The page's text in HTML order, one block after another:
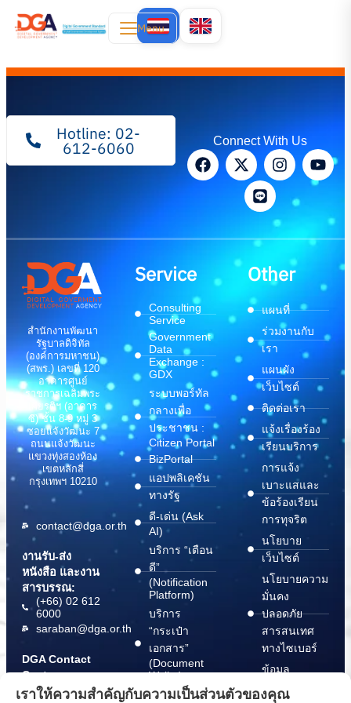
Menu
Hotline: 02-
612-6060 Connect With Us
สำนักงานพัฒนา
รัฐบาลดิจิทัล
(องค์การมหาชน)
(สพร.) เลขที่ 120
อาคารศูนย์
ราชการเฉลิมพระ
เกียรติฯ (อาคาร
ซี) ชั้น 8-9 หมู่ 3
ซอยแจ้งวัฒนะ 7
ถนนแจ้งวัฒนะ
แขวงทุ่งสองห้อง
เขตหลักสี่
กรุงเทพฯ 10210
contact@dga.or.th
งานรับ-ส่ง
หนังสือ และงาน
สารบรรณ:
(+66) 02 612
6000
saraban@dga.or.th
DGA Contact
Center:
(+66) 02 612
6060
Service
Consulting
Service
Government
Data
Exchange :
GDX
ระบบพอร์ทัล
กลางเพื่อ
ประชาชน :
Citizen Portal
BizPortal
แอปพลิเคชัน
ทางรัฐ
ดี-เด่น (Ask
AI)
บริการ “เตือน
ดี”
(Notification
Platform)
บริการ
“กระเป๋า
เอกสาร”
(Document
Wallet)
Other
แผนที่
ร่วมงานกับ
เรา
แผนผัง
เว็บไซต์
ติดต่อเรา
แจ้งเรื่องร้อง
เรียนบริการ
การแจ้ง
เบาะแสและ
ข้อร้องเรียน
การทุจริต
นโยบาย
เว็บไซต์
นโยบายความ
มั่นคง
ปลอดภัย
สารสนเทศ
ทางไซเบอร์
ข้อมูล
เราให้ความสำคัญกับความเป็นส่วนตัวของคุณ